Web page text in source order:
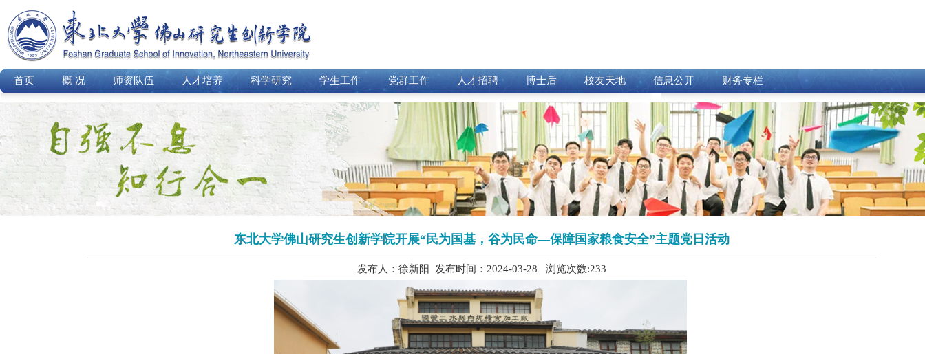
首页 概 况 师资队伍 人才培养 科学研究 学生工作 党群工作 人才招聘 博士后 校友天地 信息公开 财务专栏
东北大学佛山研究生创新学院开展“民为国基，谷为民命—保障国家粮食安全”主题党日活动
发布人：徐新阳 发布时间：2024-03-28 浏览次数:233